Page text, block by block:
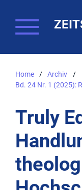
Home / Archiv
/
Bd. 24 Nr. 1 (2025):
Truly